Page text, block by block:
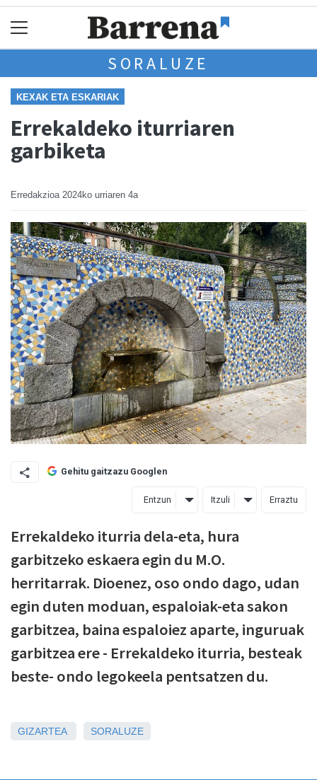
SORALUZE
KEXAK ETA ESKARIAK
Errekaldeko iturriaren
garbiketa
Erredakzioa 2024ko urriaren 4a
Gehitu gaitzazu Googlen
Entzun Itzuli Erraztu
Errekaldeko iturria dela-eta, hura
garbitzeko eskaera egin du M.O.
herritarrak. Dioenez, oso ondo dago, udan
egin duten moduan, espaloiak-eta sakon
garbitzea, baina espaloiez aparte, inguruak
garbitzea ere - Errekaldeko iturria, besteak
beste- ondo legokeela pentsatzen du.
GIZARTEA SORALUZE